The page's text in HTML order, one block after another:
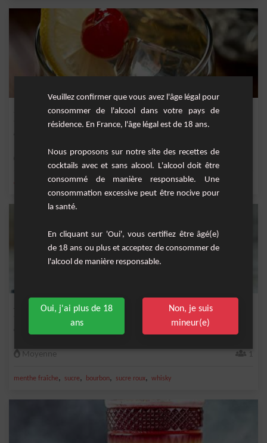
Scotch citron
Cocktail apprécié par les amateurs de whisky à base de whisky et citron.
citron sirop de canne,sucre, sucre de canne ,whisky
James Mint
Cocktail rafraîchissant et corsé à base de bourbon, menthe fraîche et sucre roux.
Moyenne 1
menthe fraîche, sucre, bourbon, sucre roux, whisky
Veuillez confirmer que vous avez l'âge légal pour
consommer de l'alcool dans votre pays de
résidence. En France, l'âge légal est de 18 ans.
Nous proposons sur notre site des recettes de
cocktails avec et sans alcool. L'alcool doit être
consommé de manière responsable. Une
consommation excessive peut être nocive pour
la santé.
En cliquant sur 'Oui', vous certifiez être âgé(e)
de 18 ans ou plus et acceptez de consommer de
l'alcool de manière responsable.
Oui, j'ai plus de 18
ans
Non, je suis
mineur(e)